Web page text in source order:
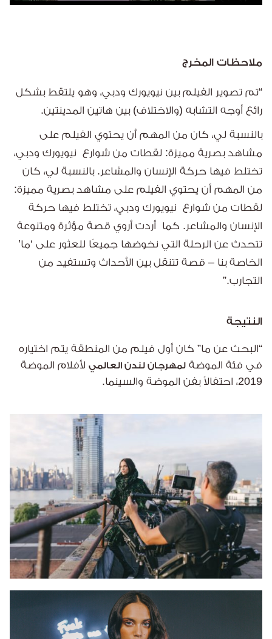
ملاحظات المخرج
“تم تصوير الفيلم بين نيويورك ودبي، وهو يلتقط بشكل
رائع أوجه التشابه (والاختلاف) بين هاتين المدينتين.
بالنسبة لي، كان من المهم أن يحتوي الفيلم على
مشاهد بصرية مميزة: لقطات من شوارع نيويورك ودبي،
تختلط فيها حركة الإنسان والمشاعر. بالنسبة لي، كان
من المهم أن يحتوي الفيلم على مشاهد بصرية مميزة:
لقطات من شوارع نيويورك ودبي، تختلط فيها حركة
الإنسان والمشاعر. كما أردت أروي قصة مؤثرة ومتنوعة
تتحدث عن الرحلة التي نخوضها جميعًا للعثور على ‘ما’
الخاصة بنا – قصة تتنقل بين الأحداث وتستفيد من
التجارب.”
النتيجة
“البحث عن ما” كان أول فيلم من المنطقة يتم اختياره
في فئة الموضة لمهرجان لندن العالمي لأفلام الموضة
2019، احتفالاً بفن الموضة والسينما.